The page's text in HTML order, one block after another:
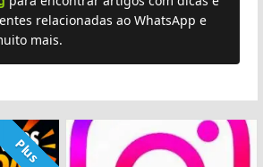
relacionadas ao WhatsApp e
mais.
Plus